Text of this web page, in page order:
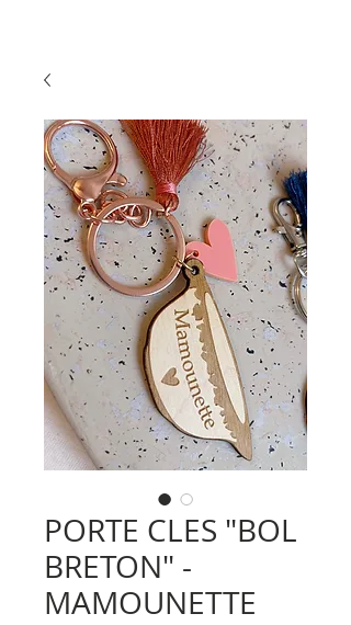
PORTE CLES "BOL
BRETON" -
MAMOUNETTE